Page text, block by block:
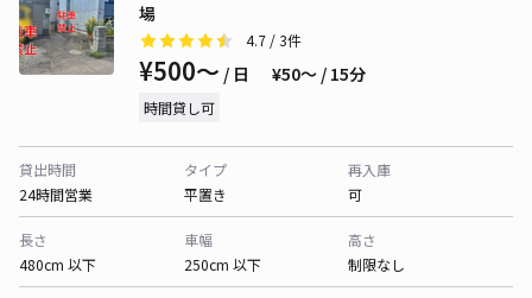
場
4.7 / 3件
¥500〜 / 日 ¥50〜 / 15分
時間貸し可
貸出時間
24時間営業
タイプ
平置き
再入庫
可
長さ
480cm 以下
車幅
250cm 以下
高さ
制限なし